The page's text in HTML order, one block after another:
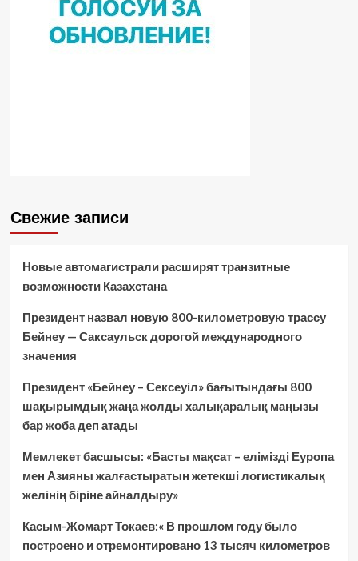
Свежие записи
Новые автомагистрали расширят транзитные
возможности Казахстана
Президент назвал новую 800-километровую трассу
Бейнеу — Саксаульск дорогой международного
значения
Президент «Бейнеу – Сексеуіл» бағытындағы 800
шақырымдық жаңа жолды халықаралық маңызы
бар жоба деп атады
Мемлекет басшысы: «Басты мақсат – елімізді Еуропа
мен Азияны жалғастыратын жетекші логистикалық
желінің біріне айналдыру»
Касым-Жомарт Токаев:« В прошлом году было
построено и отремонтировано 13 тысяч километров